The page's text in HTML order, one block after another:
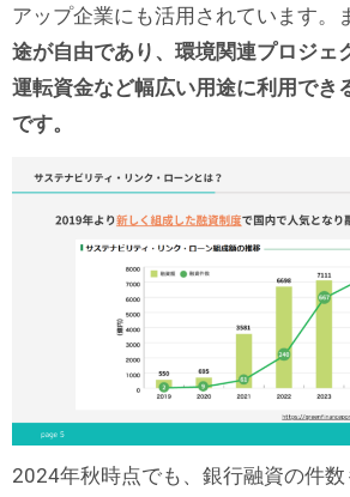
アップ企業にも活用されています。
途が自由であり、環境関連プロジェ
運転資金など幅広い用途に利用でき
です。
2024年秋時点でも、銀行融資の件